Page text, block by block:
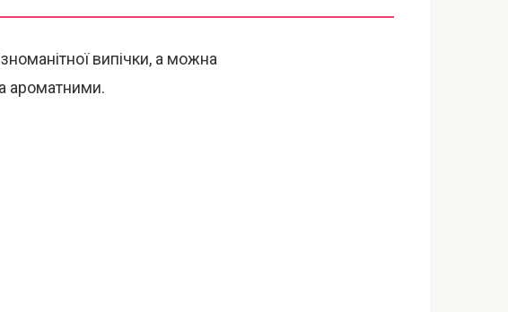
випічки, а можна
ароматними.